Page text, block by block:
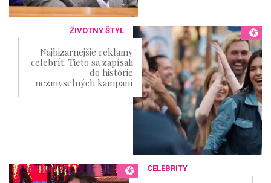
ŽIVOTNÝ ŠTÝL
Najbizarnejšie reklamy
celebrít: Tieto sa zapísali
do histórie
nezmyselných kampaní
CELEBRITY